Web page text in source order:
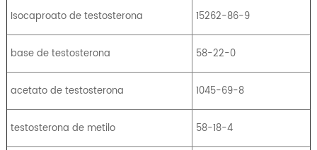
Isocaproato de testosterona 15262-86-9
base de testosterona 58-22-0
acetato de testosterona 1045-69-8
testosterona de metilo 58-18-4